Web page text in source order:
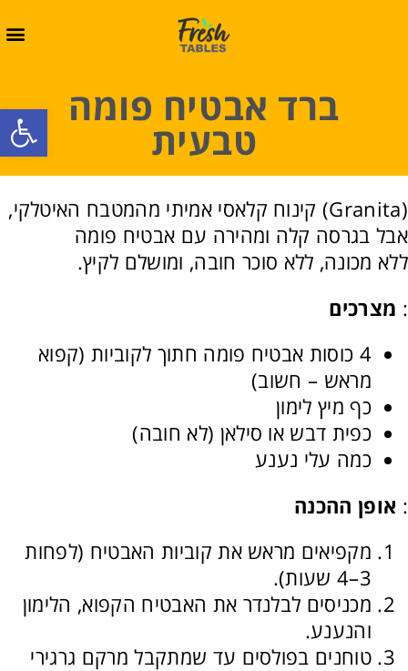
ברד אבטיח פומה
טבעית
(Granita) קינוח קלאסי אמיתי מהמטבח האיטלקי,
אבל בגרסה קלה ומהירה עם אבטיח פומה
ללא מכונה, ללא סוכר חובה, ומושלם לקיץ.
: מצרכים
4 כוסות אבטיח פומה חתוך לקוביות (קפוא
מראש – חשוב)
כף מיץ לימון
כפית דבש או סילאן (לא חובה)
כמה עלי נענע
: אופן ההכנה
מקפיאים מראש את קוביות האבטיח (לפחות
3–4 שעות).
מכניסים לבלנדר את האבטיח הקפוא, הלימון
והנענע.
טוחנים בפולסים עד שמתקבל מרקם גרגירי